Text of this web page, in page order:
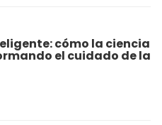
cómo la ciencia
el cuidado de la